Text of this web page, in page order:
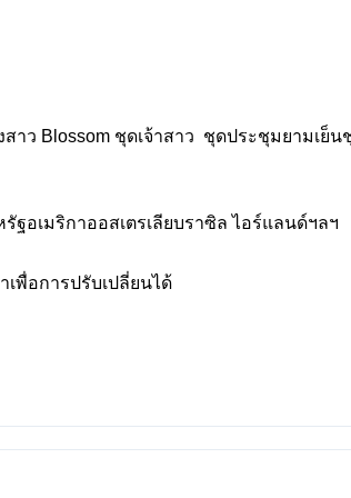
าว Blossom ชุดเจ้าสาว ชุดประชุมยามเย็น
อเมริกาออสเตรเลียบราซิล ไอร์แลนด์ฯลฯ
เพื่อการปรับเปลี่ยนได้